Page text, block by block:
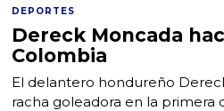
DEPORTES
Dereck Moncada
Colombia
El delantero hondureño
racha goleadora en la primera